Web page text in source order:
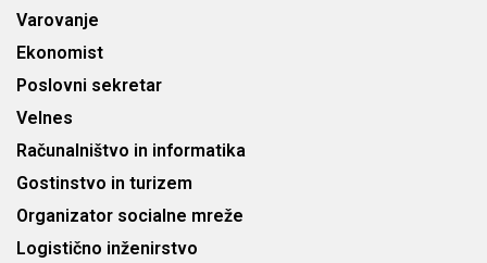
Varovanje
Ekonomist
Poslovni sekretar
Velnes
Računalništvo in informatika
Gostinstvo in turizem
Organizator socialne mreže
Logistično inženirstvo